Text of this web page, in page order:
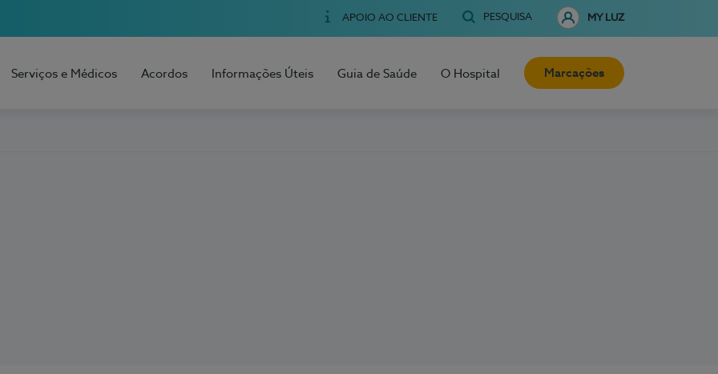
APOIO AO CLIENTE PESQUISA MY LUZ
Serviços e Médicos Acordos Informações Úteis Guia de Saúde O Hospital Marcações